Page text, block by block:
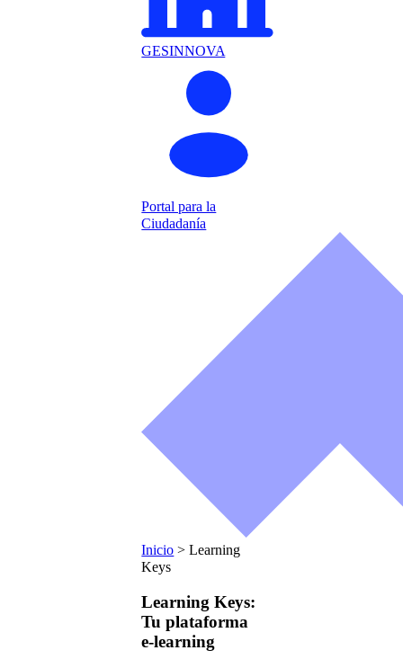
GESINNOVA
Portal para la
Ciudadanía
Inicio >Learning
Keys
Learning Keys:
Tu plataforma
e-learning